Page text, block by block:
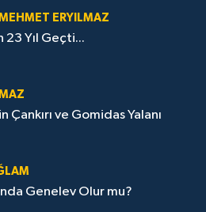
ERYILMAZ
23 Yıl Geçti...
Çankırı ve Gomidas Yalanı
Genelev Olur mu?